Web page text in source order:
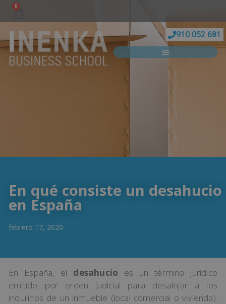
0
910 052 681
En qué consiste un desahucio
en España
febrero 17, 2020
En España, el desahucio es un término jurídico
emitido por orden judicial para desalojar a los
inquilinos de un inmueble (local comercial o vivienda).